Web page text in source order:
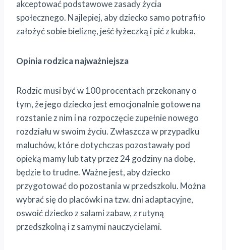
akceptować podstawowe zasady życia
społecznego. Najlepiej, aby dziecko samo potrafiło
założyć sobie bieliznę, jeść łyżeczką i pić z kubka.
Opinia rodzica najważniejsza
Rodzic musi być w 100 procentach przekonany o
tym, że jego dziecko jest emocjonalnie gotowe na
rozstanie z nim i na rozpoczęcie zupełnie nowego
rozdziału w swoim życiu. Zwłaszcza w przypadku
maluchów, które dotychczas pozostawały pod
opieką mamy lub taty przez 24 godziny na dobę,
będzie to trudne. Ważne jest, aby dziecko
przygotować do pozostania w przedszkolu. Można
wybrać się do placówki na tzw. dni adaptacyjne,
oswoić dziecko z salami zabaw, z rutyną
przedszkolną i z samymi nauczycielami.